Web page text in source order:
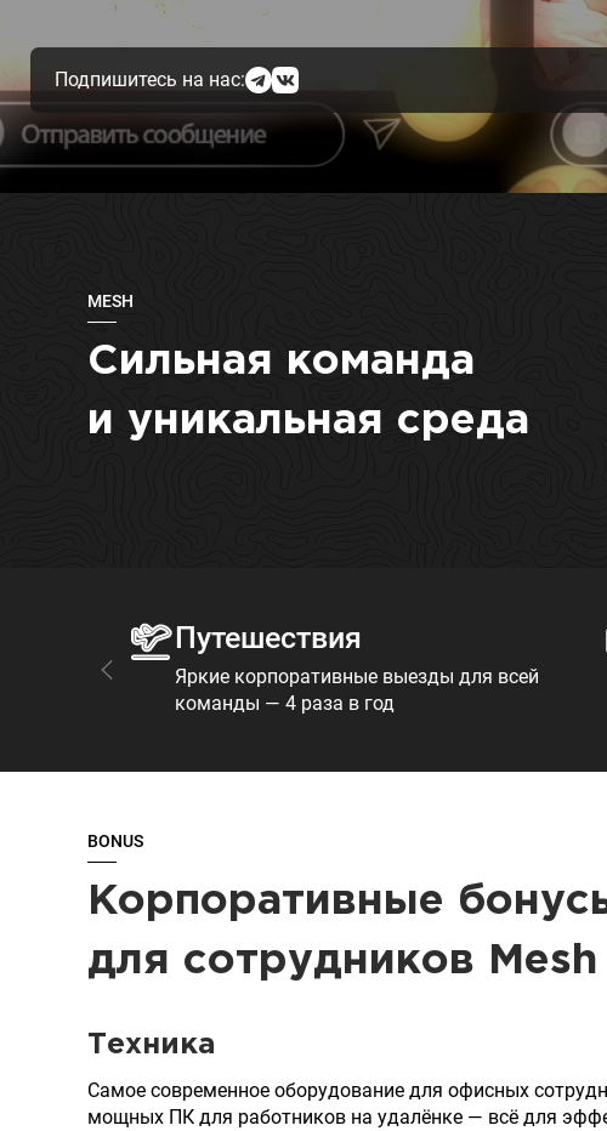
Подпишитесь на нас:
MESH
Сильная команда
и уникальная среда
Путешествия
Яркие корпоративные выезды для всей
команды — 4 раза в год
BONUS
Корпоративные
для сотрудников Mesh
Техника
Самое современное оборудование для офисных
мощных ПК для работников на удалёнке — всё для